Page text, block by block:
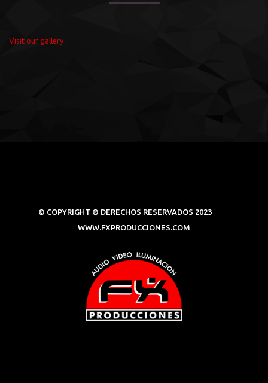
Visit our gallery
© COPYRIGHT ® DERECHOS RESERVADOS 2023
WWW.FXPRODUCCIONES.COM